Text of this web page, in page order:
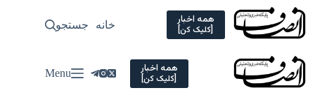
Skip
content
همه اخبار
[کلیک کن] خانه سیاسی
جستجو
همه اخبار
[کلیک کن] Menu